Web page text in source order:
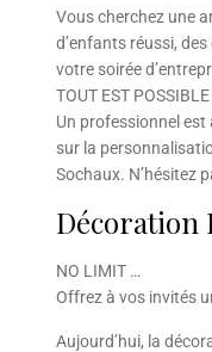
Vous cherchez une
d’enfants réussi,
votre soirée
TOUT EST
Un professionnel
sur la
Sochaux. N’hésitez
Décoration
NO LIMIT …
Offrez à vos invités
Aujourd’hui, la